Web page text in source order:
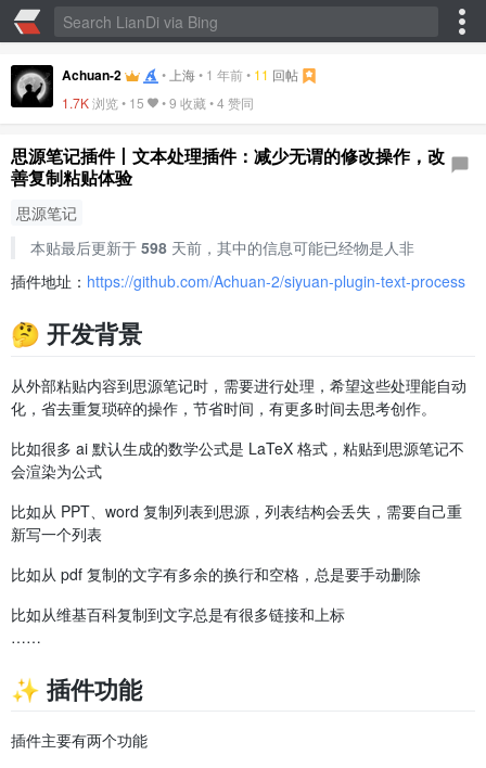
Achuan-2 • 上海• 1 年前• 11 回帖
1.7K浏览 • 15 •9 收藏 •4 赞同
思源笔记插件丨文本处理插件：减少无谓的修改操作，改
善复制粘贴体验
思源笔记
本贴最后更新于 598天前，其中的信息可能已经物是人非
插件地址： https://github.com/Achuan-2/siyuan-plugin-text-process
🤔 开发背景
从外部粘贴内容到思源笔记时，需要进行处理，希望这些处理能自动
化，省去重复琐碎的操作，节省时间，有更多时间去思考创作。
比如很多 ai 默认生成的数学公式是 LaTeX 格式，粘贴到思源笔记不
会渲染为公式
比如从 PPT、word 复制列表到思源，列表结构会丢失，需要自己重
新写一个列表
比如从 pdf 复制的文字有多余的换行和空格，总是要手动删除
比如从维基百科复制到文字总是有很多链接和上标
……
✨ 插件功能
插件主要有两个功能